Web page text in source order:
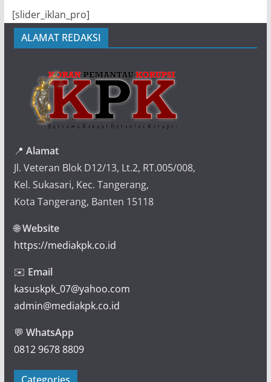
[slider_iklan_pro]
ALAMAT REDAKSI
📍 Alamat
Jl. Veteran Blok D12/13, Lt.2, RT.005/008,
Kel. Sukasari, Kec. Tangerang,
Kota Tangerang, Banten 15118
🌐Website
https://mediakpk.co.id
✉️ Email
kasuskpk_07@yahoo.com
admin@mediakpk.co.id
💬 WhatsApp
0812 9678 8809